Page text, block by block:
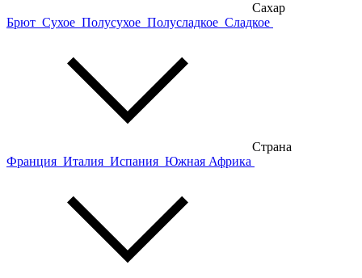
Сахар
Брют Сухое Полусухое Полусладкое Сладкое
Страна
Франция Италия Испания Южная Африка